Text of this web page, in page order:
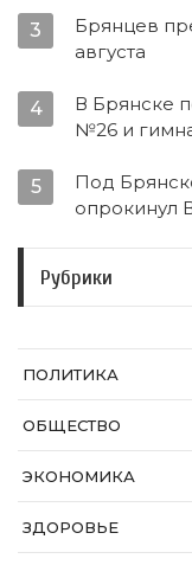
3
Брянцев
августа
4
В Брянске
№26 и
5
Под
опрокинул
Рубрики
ПОЛИТИКА
ОБЩЕСТВО
ЭКОНОМИКА
ЗДОРОВЬЕ